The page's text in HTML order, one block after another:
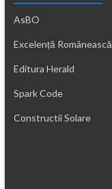
AsBO
Excelență Românească
Editura Herald
Spark Code
Constructii Solare